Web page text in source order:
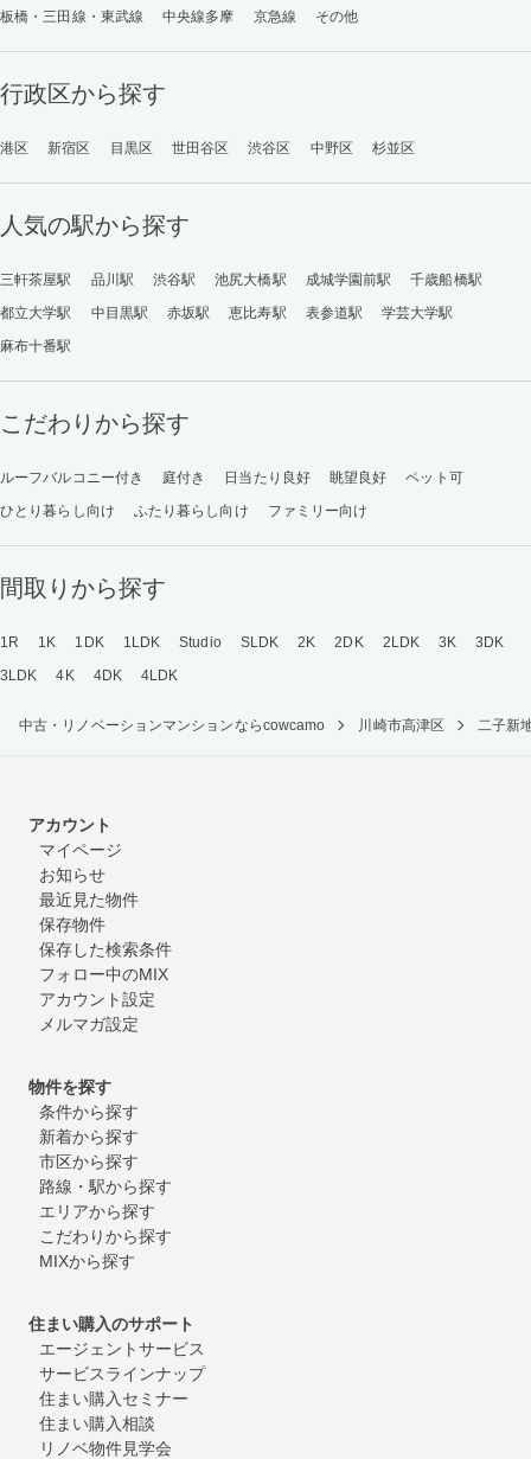
板橋・三田線・東武線
中央線多摩 京急線 その他
行政区から探す
港区 新宿区 目黒区 世田谷区 渋谷区 中野区 杉並区
人気の駅から探す
三軒茶屋駅 品川駅 渋谷駅 池尻大橋駅 成城学園前駅
千歳船橋駅
都立大学駅
中目黒駅 赤坂駅 恵比寿駅 表参道駅
学芸大学駅
麻布十番駅
こだわりから探す
ルーフバルコニー付き 庭付き 日当たり良好 眺望良好
ペット可
ひとり暮らし向け
ふたり暮らし向け ファミリー向け
間取りから探す
1R 1K 1DK 1LDK Studio SLDK 2K 2DK 2LDK 3K
3DK
3LDK
4K 4DK 4LDK
中古・リノベーションマンションならcowcamo 川崎市高津区 二子新
アカウント
マイページ
お知らせ
最近見た物件
保存物件
保存した検索条件
フォロー中のMIX
アカウント設定
メルマガ設定
物件を探す
条件から探す
新着から探す
市区から探す
路線・駅から探す
エリアから探す
こだわりから探す
MIXから探す
住まい購入のサポート
エージェントサービス
サービスラインナップ
住まい購入セミナー
住まい購入相談
リノベ物件見学会